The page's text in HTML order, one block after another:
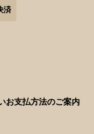
済
お支払方法のご案内